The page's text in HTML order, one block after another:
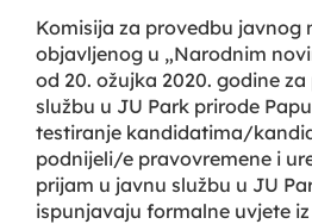
Komisija za provedbu javnog
objavljenog u „Narodnim
od 20. ožujka 2020. godine
službu u JU Park prirode
testiranje kandidatima/
podnijeli/e pravovremene i
prijam u javnu službu u JU
ispunjavaju formalne uvjete